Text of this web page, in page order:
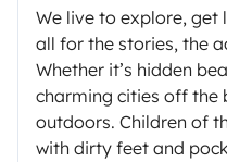
We live to explore, get
all for the stories, the
Whether it’s hidden
charming cities off the
outdoors. Children of
with dirty feet and